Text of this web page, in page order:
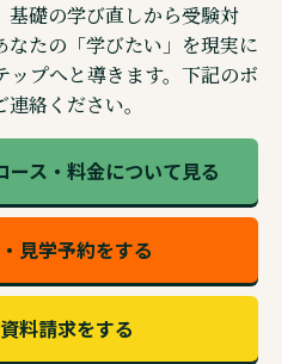
基礎の学び直しから受験対
なたの「学びたい」を現実に
プへと導きます。下記のボ
絡ください。
ース・料金について見る
見学予約をする
料請求をする